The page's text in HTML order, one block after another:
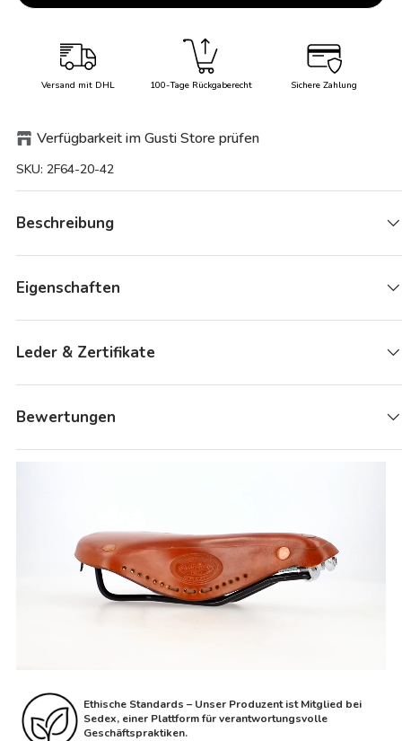
Versand mit DHL 100-Tage Rückgaberecht Sichere Zahlung
Verfügbarkeit im Gusti Store prüfen
SKU: 2F64-20-42
Beschreibung
Eigenschaften
Leder & Zertifikate
Bewertungen
Ethische Standards – Unser Produzent ist Mitglied bei
Sedex, einer Plattform für verantwortungsvolle
Geschäftspraktiken.